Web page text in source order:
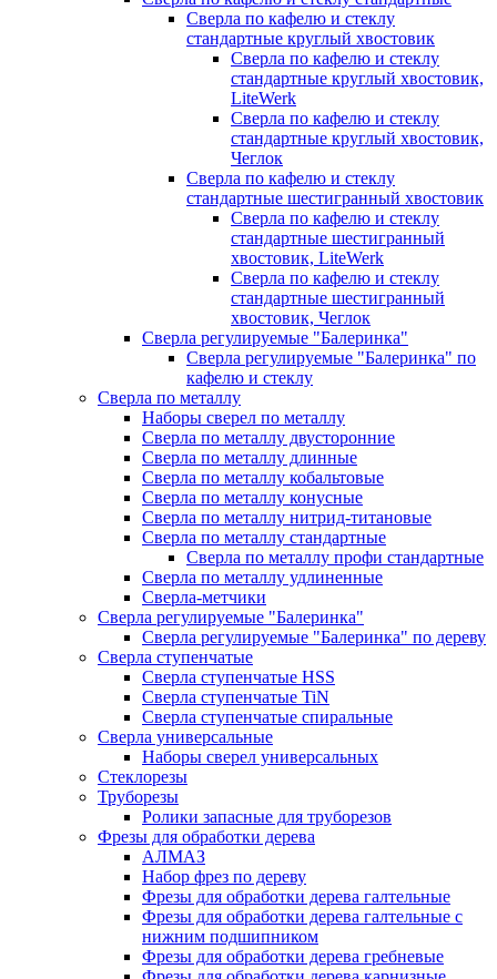
Сверла по кафелю и стеклу
стандартные круглый хвостовик
Сверла по кафелю и стеклу
стандартные круглый хвостовик,
LiteWerk
Сверла по кафелю и стеклу
стандартные круглый хвостовик,
Чеглок
Сверла по кафелю и стеклу
стандартные шестигранный хвостовик
Сверла по кафелю и стеклу
стандартные шестигранный
хвостовик, LiteWerk
Сверла по кафелю и стеклу
стандартные шестигранный
хвостовик, Чеглок
Сверла регулируемые "Балеринка"
Сверла регулируемые "Балеринка" по
кафелю и стеклу
Сверла по металлу
Наборы сверел по металлу
Сверла по металлу двусторонние
Сверла по металлу длинные
Сверла по металлу кобальтовые
Сверла по металлу конусные
Сверла по металлу нитрид-титановые
Сверла по металлу стандартные
Сверла по металлу профи стандартные
Сверла по металлу удлиненные
Сверла-метчики
Сверла регулируемые "Балеринка"
Сверла регулируемые "Балеринка" по дереву
Сверла ступенчатые
Сверла ступенчатые HSS
Сверла ступенчатые TiN
Сверла ступенчатые спиральные
Сверла универсальные
Наборы сверел универсальных
Стеклорезы
Труборезы
Ролики запасные для труборезов
Фрезы для обработки дерева
АЛМАЗ
Набор фрез по дереву
Фрезы для обработки дерева галтельные
Фрезы для обработки дерева галтельные с
нижним подшипником
Фрезы для обработки дерева гребневые